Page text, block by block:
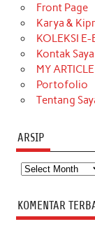
o
k
r
a
m
Front Page
Karya &
KOLEKSI
Kontak Saya
MY
Portofolio
Tentang
ARSIP
Arsip
KOMENTAR